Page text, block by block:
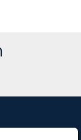
cambiante
con un
salterio